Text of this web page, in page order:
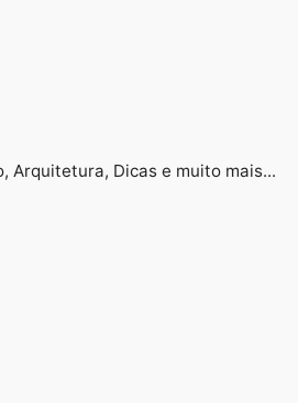
Arquitetura, Dicas e muito mais...